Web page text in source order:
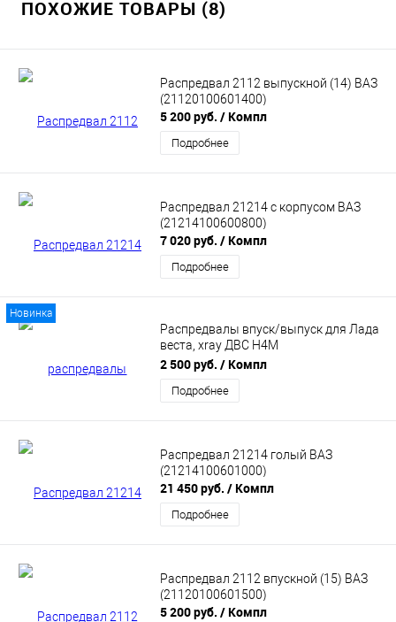
ПОХОЖИЕ ТОВАРЫ (8)
Распредвал 2112 выпускной (14) ВАЗ
(21120100601400)
5 200 руб. / Компл
Подробнее
Распредвал 21214 с корпусом ВАЗ
(21214100600800)
7 020 руб. / Компл
Подробнее
Новинка
Распредвалы впуск/выпуск для Лада
веста, xray ДВС H4M
(130200915R/130205834R)
2 500 руб. / Компл
Подробнее
Распредвал 21214 голый ВАЗ
(21214100601000)
21 450 руб. / Компл
Подробнее
Распредвал 2112 впускной (15) ВАЗ
(21120100601500)
5 200 руб. / Компл